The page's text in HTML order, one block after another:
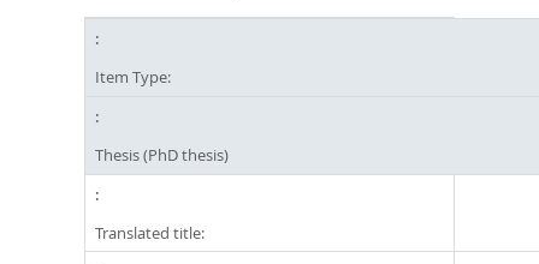
Item Type:
Thesis (PhD thesis)
Translated title: